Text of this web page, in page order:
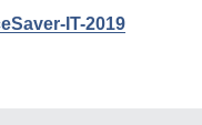
IT-2019